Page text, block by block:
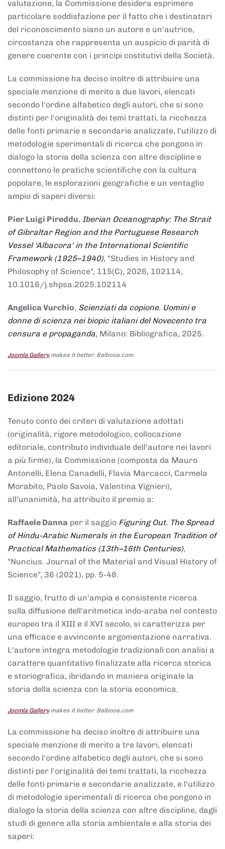
valutazione, la Commissione desidera esprimere
particolare soddisfazione per il fatto che i destinatari
del riconoscimento siano un autore e un'autrice,
circostanza che rappresenta un auspicio di parità di
genere coerente con i principi costitutivi della Società.
La commissione ha deciso inoltre di attribuire una
speciale menzione di merito a due lavori, elencati
secondo l'ordine alfabetico degli autori, che si sono
distinti per l'originalità dei temi trattati, la ricchezza
delle fonti primarie e secondarie analizzate, l'utilizzo di
metodologie sperimentali di ricerca che pongono in
dialogo la storia della scienza con altre discipline e
connettono le pratiche scientifiche con la cultura
popolare, le esplorazioni geografiche e un ventaglio
ampio di saperi diversi:
Pier Luigi Pireddu, Iberian Oceanography: The Strait
of Gibraltar Region and the Portuguese Research
Vessel 'Albacora' in the International Scientific
Framework (1925–1940), "Studies in History and
Philosophy of Science", 115(C), 2026, 102114,
10.1016/j.shpsa.2025.102114
Angelica Vurchio, Scienziati da copione. Uomini e
donne di scienza nei biopic italiani del Novecento tra
censura e propaganda, Milano: Bibliografica, 2025.
Joomla Gallerymakes it better. Balbooa.com
Edizione 2024
Tenuto conto dei criteri di valutazione adottati
(originalità, rigore metodologico, collocazione
editoriale, contributo individuale dell'autore nei lavori
a più firme), la Commissione (composta da Mauro
Antonelli, Elena Canadelli, Flavia Marcacci, Carmela
Morabito, Paolo Savoia, Valentina Vignieri),
all'unanimità, ha attribuito il premio a:
Raffaele Danna per il saggio Figuring Out. The Spread
of Hindu-Arabic Numerals in the European Tradition of
Practical Mathematics (13th–16th Centuries),
"Nuncius. Journal of the Material and Visual History of
Science", 36 (2021), pp. 5-48.
Il saggio, frutto di un'ampia e consistente ricerca
sulla diffusione dell'aritmetica indo-araba nel contesto
europeo tra il XIII e il XVI secolo, si caratterizza per
una efficace e avvincente argomentazione narrativa.
L'autore integra metodologie tradizionali con analisi a
carattere quantitativo finalizzate alla ricerca storica
e storiografica, ibridando in maniera originale la
storia della scienza con la storia economica.
Joomla Gallerymakes it better. Balbooa.com
La commissione ha deciso inoltre di attribuire una
speciale menzione di merito a tre lavori, elencati
secondo l'ordine alfabetico degli autori, che si sono
distinti per l'originalità dei temi trattati, la ricchezza
delle fonti primarie e secondarie analizzate, e l'utilizzo
di metodologie sperimentali di ricerca che pongono in
dialogo la storia della scienza con altre discipline, dagli
studi di genere alla storia ambientale e alla storia dei
saperi: